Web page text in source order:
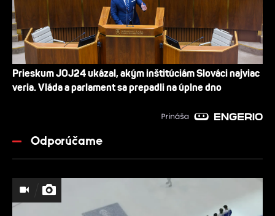
Prieskum JOJ24 ukázal, akým inštitúciám Slováci najviac
veria. Vláda a parlament sa prepadli na úplne dno
Odporúčame